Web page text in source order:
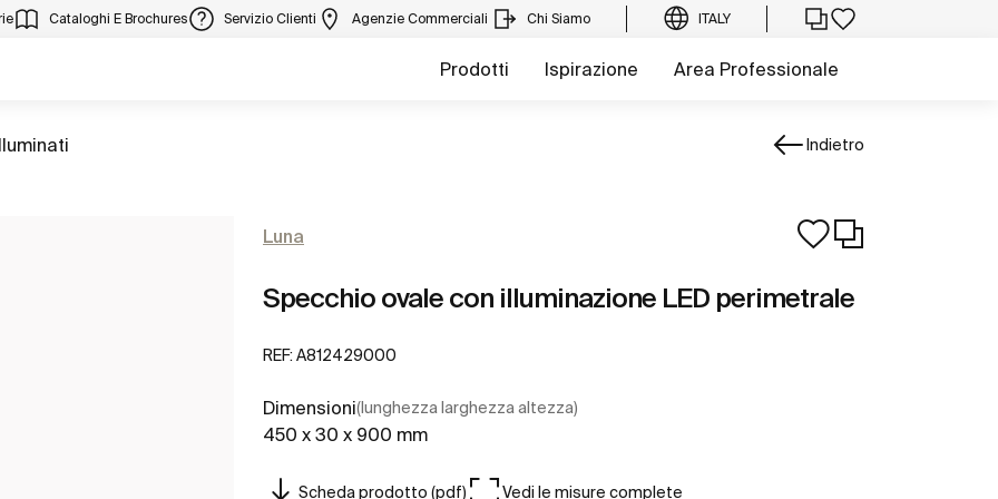
Cataloghi E Brochures Servizio Clienti Agenzie Commerciali Chi Siamo ITALY
Prodotti Ispirazione Area Professionale
Indietro
Luna
Specchio ovale con illuminazione LED perimetrale
REF: A812429000
Dimensioni(lunghezza larghezza altezza)
450 x 30 x 900 mm
Scheda prodotto (pdf) Vedi le misure complete